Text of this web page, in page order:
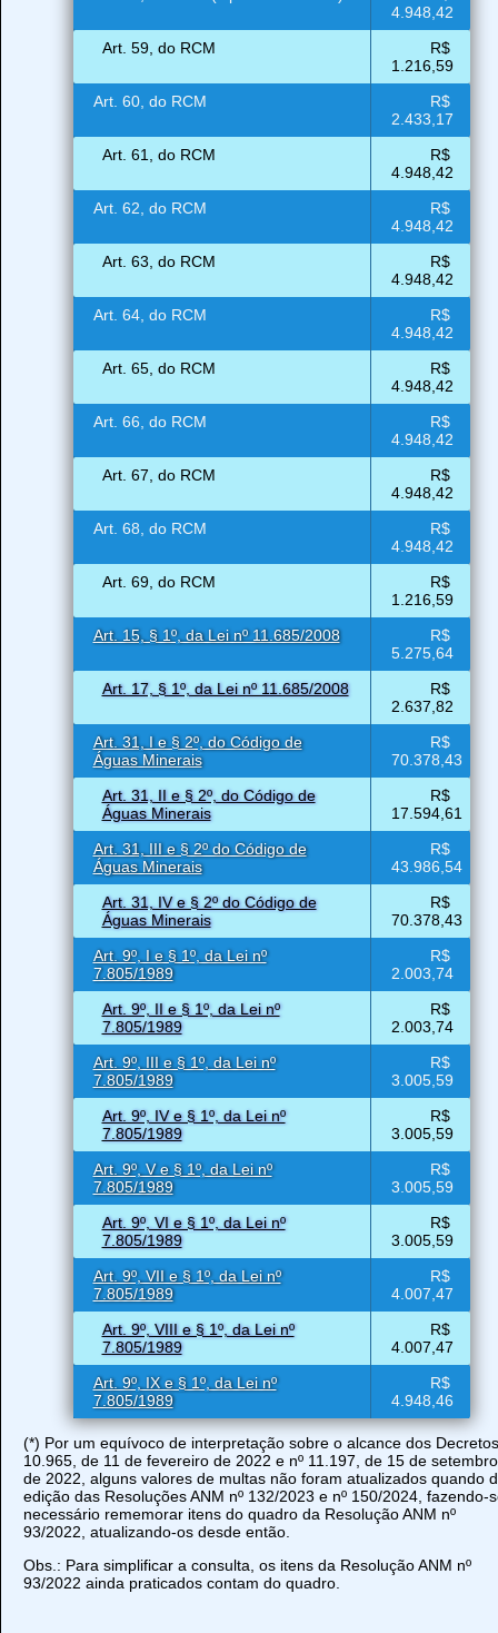
4.948,42
Art. 59, do RCM
R$
1.216,59
Art. 60, do RCM
R$
2.433,17
Art. 61, do RCM
R$
4.948,42
Art. 62, do RCM
R$
4.948,42
Art. 63, do RCM
R$
4.948,42
Art. 64, do RCM
R$
4.948,42
Art. 65, do RCM
R$
4.948,42
Art. 66, do RCM
R$
4.948,42
Art. 67, do RCM
R$
4.948,42
Art. 68, do RCM
R$
4.948,42
Art. 69, do RCM
R$
1.216,59
Art. 15, § 1º, da Lei nº 11.685/2008
R$
5.275,64
Art. 17, § 1º, da Lei nº 11.685/2008
R$
2.637,82
Art. 31, I e § 2º, do Código de
Águas Minerais
R$
70.378,43
Art. 31, II e § 2º, do Código de
Águas Minerais
R$
17.594,61
Art. 31, III e § 2º do Código de
Águas Minerais
R$
43.986,54
Art. 31, IV e § 2º do Código de
Águas Minerais
R$
70.378,43
Art. 9º, I e § 1º, da Lei nº
7.805/1989
R$
2.003,74
Art. 9º, II e § 1º, da Lei nº
7.805/1989
R$
2.003,74
Art. 9º, III e § 1º, da Lei nº
7.805/1989
R$
3.005,59
Art. 9º, IV e § 1º, da Lei nº
7.805/1989
R$
3.005,59
Art. 9º, V e § 1º, da Lei nº
7.805/1989
R$
3.005,59
Art. 9º, VI e § 1º, da Lei nº
7.805/1989
R$
3.005,59
Art. 9º, VII e § 1º, da Lei nº
7.805/1989
R$
4.007,47
Art. 9º, VIII e § 1º, da Lei nº
7.805/1989
R$
4.007,47
Art. 9º, IX e § 1º, da Lei nº
7.805/1989
R$
4.948,46
(*) Por um equívoco de interpretação sobre o alcance dos
10.965, de 11 de fevereiro de 2022 e nº 11.197, de 15 de setembro
de 2022, alguns valores de multas não foram atualizados quando
edição das Resoluções ANM nº 132/2023 e nº 150/2024, fazendo-
necessário rememorar itens do quadro da Resolução ANM nº
93/2022, atualizando-os desde então.
Obs.: Para simplificar a consulta, os itens da Resolução ANM nº
93/2022 ainda praticados contam do quadro.